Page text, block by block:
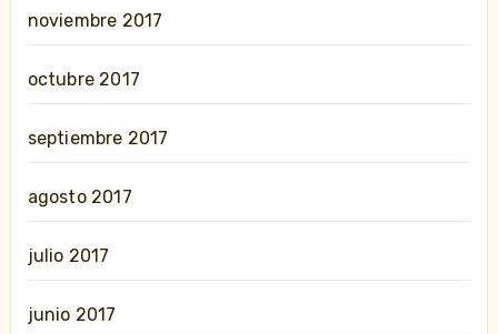
noviembre 2017
octubre 2017
septiembre 2017
agosto 2017
julio 2017
junio 2017